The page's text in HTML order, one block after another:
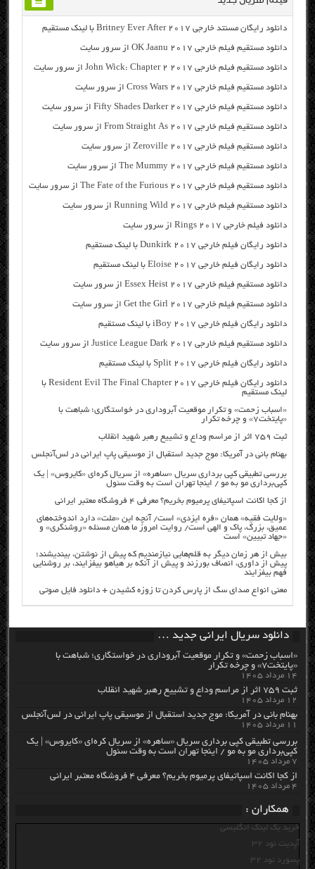
دانلود رایگان مسنتد خارجی Britney Ever After 2017 با لینک مستقیم
دانلود مستقیم فیلم خارجی OK Jaanu 2017 از سرور سایت
دانلود مستقیم فیلم خارجی John Wick: Chapter 2 2017 از سرور سایت
دانلود مستقیم فیلم خارجی Cross Wars 2017 از سرور سایت
دانلود مستقیم فیلم خارجی Fifty Shades Darker 2017 از سرور سایت
دانلود مستقیم فیلم خارجی From Straight As 2017 از سرور سایت
دانلود مستقیم فیلم خارجی Zeroville 2017 از سرور سایت
دانلود مستقیم فیلم خارجی The Mummy 2017 از سرور سایت
دانلود مستقیم فیلم خارجی The Fate of the Furious 2017 از سرور سایت
دانلود مستقیم فیلم خارجی Running Wild 2017 از سرور سایت
دانلود فیلم خارجی Rings 2017 از سرور سایت
دانلود رایگان فیلم خارجی Dunkirk 2017 با لینک مستقیم
دانلود رایگان فیلم خارجی Eloise 2017 با لینک مستقیم
دانلود مستقیم فیلم خارجی Essex Heist 2017 از سرور سایت
دانلود مستقیم فیلم خارجی Get the Girl 2017 از سرور سایت
دانلود رایگان فیلم خارجی iBoy 2017 با لینک مستقیم
دانلود مستقیم فیلم خارجی Justice League Dark 2017 از سرور سایت
دانلود رایگان فیلم خارجی Split 2017 با لینک مستقیم
دانلود رایگان فیلم خارجی Resident Evil The Final Chapter 2017 با
لینک مستقیم
«اسباب زحمت» و تکرار موقعیت آبروداری در خواستگاری؛ شباهت با
«پایتخت۷» و چرخه تکرار
ثبت ۷۵۹ اثر از مراسم وداع و تشییع رهبر شهید انقلاب
بهنام بانی در آمریکا: موج جدید استقبال از موسیقی پاپ ایرانی در لس‌آنجلس
بررسی تطبیقی کپی برداری سریال «ساهره» از سریال کره‌ای «کایروس» | یک
کپی‌برداری مو به مو / اینجا تهران است به وقت سئول
از کجا اکانت اسپاتیفای پرمیوم بخریم؟ معرفی ۴ فروشگاه معتبر ایرانی
«ولایت فقیه» همان «فره ایزدی» است/ آنچه این «ملت» دارد اندوخته‌های
عمیق، بزرگ، پاک و الهی است/ روایت امروز ما همان مسئله «روشنگری» و
«جهاد تبیین» است
بیش از هر زمان دیگر به قلم‌هایی نیازمندیم که پیش از نوشتن، بیندیشند؛
پیش از داوری، انصاف بورزند و پیش از آنکه بر هیاهو بیفزایند، بر روشنایی
فهم بیفزایند
معنی انواع صدای سگ از پارس کردن تا زوزه کشیدن + دانلود فایل صوتی
دانلود سریال ایرانی جدید …
«اسباب زحمت» و تکرار موقعیت آبروداری در خواستگاری؛ شباهت با
«پایتخت۷» و چرخه تکرار
۱۴ مرداد ۱۴۰۵
ثبت ۷۵۹ اثر از مراسم وداع و تشییع رهبر شهید انقلاب
۱۲ مرداد ۱۴۰۵
بهنام بانی در آمریکا: موج جدید استقبال از موسیقی پاپ ایرانی در لس‌آنجلس
۱۱ مرداد ۱۴۰۵
بررسی تطبیقی کپی برداری سریال «ساهره» از سریال کره‌ای «کایروس» | یک
کپی‌برداری مو به مو / اینجا تهران است به وقت سئول
۷ مرداد ۱۴۰۵
از کجا اکانت اسپاتیفای پرمیوم بخریم؟ معرفی ۴ فروشگاه معتبر ایرانی
۴ مرداد ۱۴۰۵
همکاران :
خرید بک لینک انگلیسی
آپدیت نود 32
پسورد نود 32